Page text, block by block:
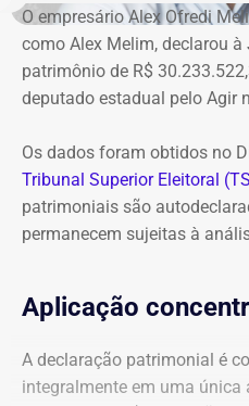
ressarcimento ao erário,
234,4 milhões, chega hoje a
cobra R$ 778,9 mil de multa
danos morais coletivos.
Globo”
O empresário Alex Ofredi
como Alex Melim, declarou
patrimônio de R$
deputado estadual pelo Agir
Os dados foram obtidos no
Tribunal Superior Eleitoral
patrimoniais são
permanecem sujeitas à
Aplicação
A declaração patrimonial é
integralmente em uma única